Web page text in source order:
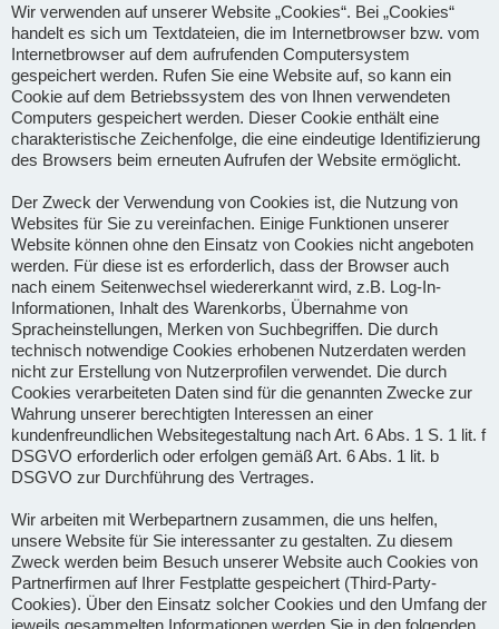
Wir verwenden auf unserer Website „Cookies“. Bei „Cookies“
handelt es sich um Textdateien, die im Internetbrowser bzw. vom
Internetbrowser auf dem aufrufenden Computersystem
gespeichert werden. Rufen Sie eine Website auf, so kann ein
Cookie auf dem Betriebssystem des von Ihnen verwendeten
Computers gespeichert werden. Dieser Cookie enthält eine
charakteristische Zeichenfolge, die eine eindeutige Identifizierung
des Browsers beim erneuten Aufrufen der Website ermöglicht.
Der Zweck der Verwendung von Cookies ist, die Nutzung von
Websites für Sie zu vereinfachen. Einige Funktionen unserer
Website können ohne den Einsatz von Cookies nicht angeboten
werden. Für diese ist es erforderlich, dass der Browser auch
nach einem Seitenwechsel wiedererkannt wird, z.B. Log-In-
Informationen, Inhalt des Warenkorbs, Übernahme von
Spracheinstellungen, Merken von Suchbegriffen. Die durch
technisch notwendige Cookies erhobenen Nutzerdaten werden
nicht zur Erstellung von Nutzerprofilen verwendet. Die durch
Cookies verarbeiteten Daten sind für die genannten Zwecke zur
Wahrung unserer berechtigten Interessen an einer
kundenfreundlichen Websitegestaltung nach Art. 6 Abs. 1 S. 1 lit. f
DSGVO erforderlich oder erfolgen gemäß Art. 6 Abs. 1 lit. b
DSGVO zur Durchführung des Vertrages.
Wir arbeiten mit Werbepartnern zusammen, die uns helfen,
unsere Website für Sie interessanter zu gestalten. Zu diesem
Zweck werden beim Besuch unserer Website auch Cookies von
Partnerfirmen auf Ihrer Festplatte gespeichert (Third-Party-
Cookies). Über den Einsatz solcher Cookies und den Umfang der
jeweils gesammelten Informationen werden Sie in den folgenden